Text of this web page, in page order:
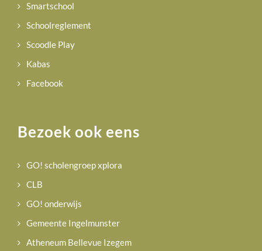
Smartschool
Schoolreglement
Scoodle Play
Kabas
Facebook
Bezoek ook eens
GO! scholengroep xplora
CLB
GO! onderwijs
Gemeente Ingelmunster
Atheneum Bellevue Izegem